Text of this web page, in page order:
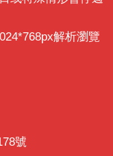
解析瀏覽
號